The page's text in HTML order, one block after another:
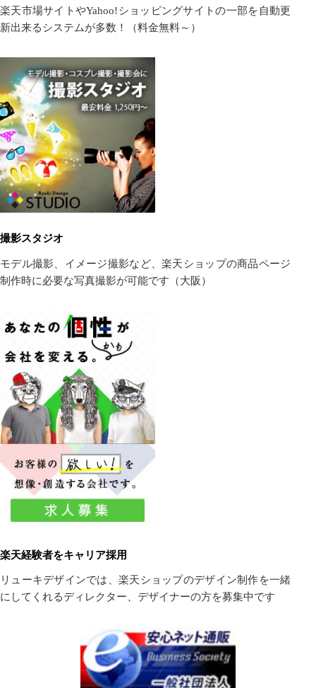
楽天市場サイトやYahoo!ショッピングサイトの一部を自動更
新出来るシステムが多数！（料金無料～）
撮影スタジオ
モデル撮影、イメージ撮影など、楽天ショップの商品ページ
制作時に必要な写真撮影が可能です（大阪）
楽天経験者をキャリア採用
リューキデザインでは、楽天ショップのデザイン制作を一緒
にしてくれるディレクター、デザイナーの方を募集中です